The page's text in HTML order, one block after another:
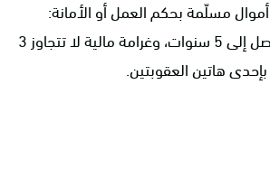
مسلّمة بحكم العمل أو الأمانة:
السجن لمدة تصل إلى 5 سنوات، وغرامة مالية لا تتجاوز 3
بإحدى هاتين العقوبتين.